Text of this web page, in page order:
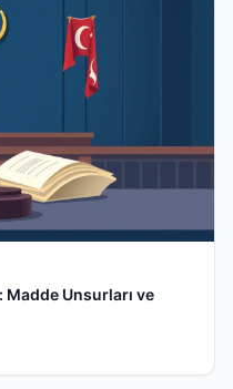
Madde Unsurları ve